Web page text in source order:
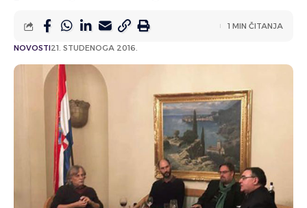
NOVOSTI21. STUDENOGA 2016.
1 MIN ČITANJA